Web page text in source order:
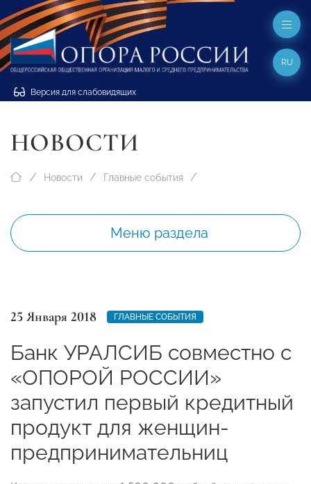
Версия для слабовидящих
RU
НОВОСТИ
Новости Главные события
Меню раздела
25 Января 2018 ГЛАВНЫЕ СОБЫТИЯ
Банк УРАЛСИБ совместно с
«ОПОРОЙ РОССИИ»
запустил первый кредитный
продукт для женщин-
предпринимательниц